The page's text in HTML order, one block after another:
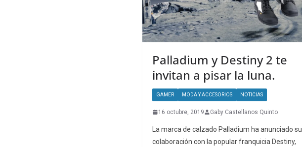
Palladium y Destiny 2 te
invitan a pisar la luna.
GAMER MODA Y ACCESORIOS NOTICIAS
16 octubre, 2019 Gaby Castellanos Quinto
La marca de calzado Palladium ha anunciado su
colaboración con la popular franquicia Destiny,